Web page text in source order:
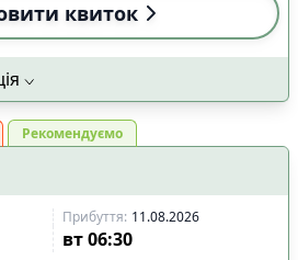
квиток
Рекомендуємо
Прибуття: 11.08.2026
вт 06:30